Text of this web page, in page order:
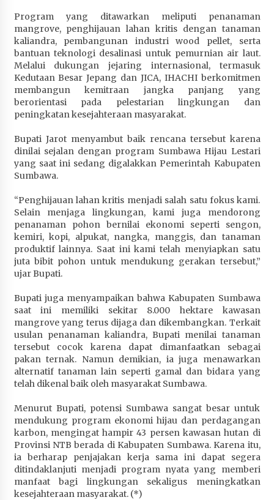
Kepolisian yang Profesional
1 bulan ago
Capaian Program Pemerintah Kabupaten
Sumbawa Terus Dirasakan Masyarakat
1 bulan ago
Program yang ditawarkan meliputi penanaman
mangrove, penghijauan lahan kritis dengan tanaman
kaliandra, pembangunan industri wood pellet, serta
bantuan teknologi desalinasi untuk pemurnian air laut.
Melalui dukungan jejaring internasional, termasuk
Kedutaan Besar Jepang dan JICA, IHACHI berkomitmen
membangun kemitraan jangka panjang yang
berorientasi pada pelestarian lingkungan dan
peningkatan kesejahteraan masyarakat.
Bupati Jarot menyambut baik rencana tersebut karena
dinilai sejalan dengan program Sumbawa Hijau Lestari
yang saat ini sedang digalakkan Pemerintah Kabupaten
Sumbawa.
“Penghijauan lahan kritis menjadi salah satu fokus kami.
Selain menjaga lingkungan, kami juga mendorong
penanaman pohon bernilai ekonomi seperti sengon,
kemiri, kopi, alpukat, nangka, manggis, dan tanaman
produktif lainnya. Saat ini kami telah menyiapkan satu
juta bibit pohon untuk mendukung gerakan tersebut,”
ujar Bupati.
Bupati juga menyampaikan bahwa Kabupaten Sumbawa
saat ini memiliki sekitar 8.000 hektare kawasan
mangrove yang terus dijaga dan dikembangkan. Terkait
usulan penanaman kaliandra, Bupati menilai tanaman
tersebut cocok karena dapat dimanfaatkan sebagai
pakan ternak. Namun demikian, ia juga menawarkan
alternatif tanaman lain seperti gamal dan bidara yang
telah dikenal baik oleh masyarakat Sumbawa.
Menurut Bupati, potensi Sumbawa sangat besar untuk
mendukung program ekonomi hijau dan perdagangan
karbon, mengingat hampir 43 persen kawasan hutan di
Provinsi NTB berada di Kabupaten Sumbawa. Karena itu,
ia berharap penjajakan kerja sama ini dapat segera
ditindaklanjuti menjadi program nyata yang memberi
manfaat bagi lingkungan sekaligus meningkatkan
kesejahteraan masyarakat. (*)